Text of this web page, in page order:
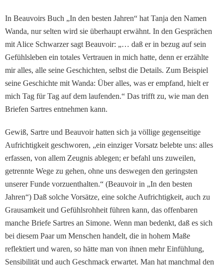
In Beauvoirs Buch „In den besten Jahren“ hat Tanja den Namen
Wanda, nur selten wird sie überhaupt erwähnt. In den Gesprächen
mit Alice Schwarzer sagt Beauvoir: „… daß er in bezug auf sein
Gefühlsleben ein totales Ver­trauen in mich hatte, denn er erzählte
mir alles, alle seine Geschichten, selbst die De­tails. Zum Beispiel
seine Ge­schichte mit Wanda: Über al­les, was er empfand, hielt er
mich Tag für Tag auf dem laufenden.“ Das trifft zu, wie man den
Briefen Sartres ent­nehmen kann.
Gewiß, Sartre und Beauvoir hatten sich ja völlige gegen­seitige
Aufrichtigkeit geschworen, „ein einziger Vor­satz belebte uns: alles
erfas­sen, von allem Zeugnis ablegen; er befahl uns zuweilen,
getrennte Wege zu gehen, ohne uns deswegen den ge­ringsten
unserer Funde vor­zuenthalten.“ (Beauvoir in „In den besten
Jahren“) Daß solche Vorsätze, eine solche Aufrichtigkeit, auch zu
Grau­samkeit und Gefühlsrohheit führen kann, das offenbaren
manche Briefe Sartres an Si­mone. Wenn man bedenkt, daß es sich
bei diesem Paar um Menschen handelt, die in hohem Maße
reflektiert und waren, so hätte man von ihnen mehr Einfühlung,
Sensibilität und auch Geschmack erwar­tet. Man hat manchmal den